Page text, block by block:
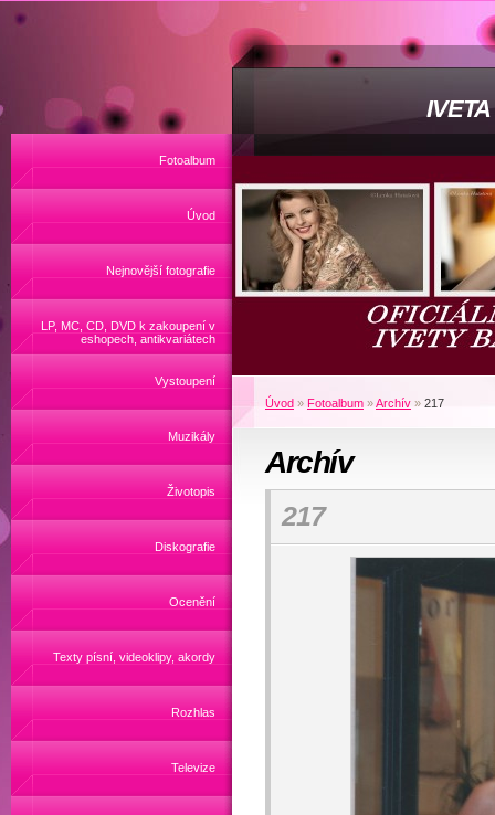
Fotoalbum
Úvod
Nejnovější fotografie
LP, MC, CD, DVD k zakoupení v
eshopech, antikvariátech
Vystoupení
Muzikály
Životopis
Diskografie
Ocenění
Texty písní, videoklipy, akordy
Rozhlas
Televize
Úvod » Fotoalbum »Archív » 217
Archív
217